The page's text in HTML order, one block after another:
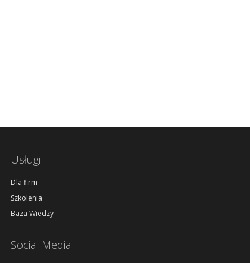
Usługi
Dla firm
Szkolenia
Baza Wiedzy
Social Media